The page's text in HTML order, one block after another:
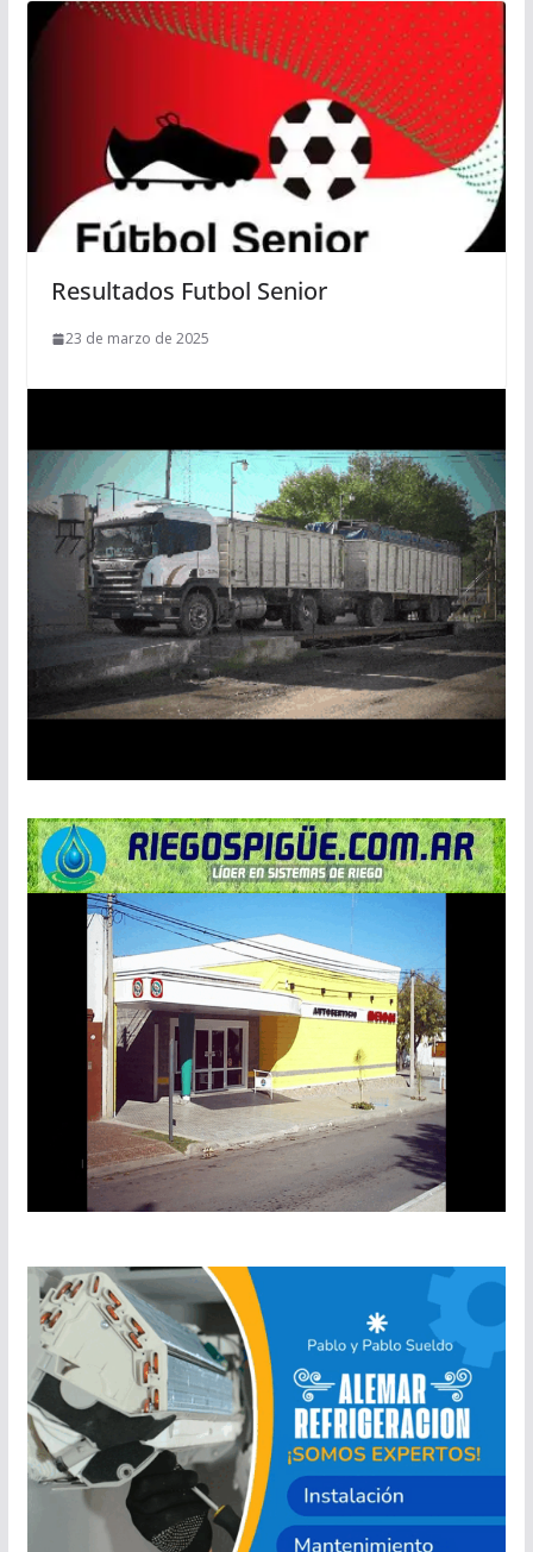
Resultados Futbol Senior
23 de marzo de 2025